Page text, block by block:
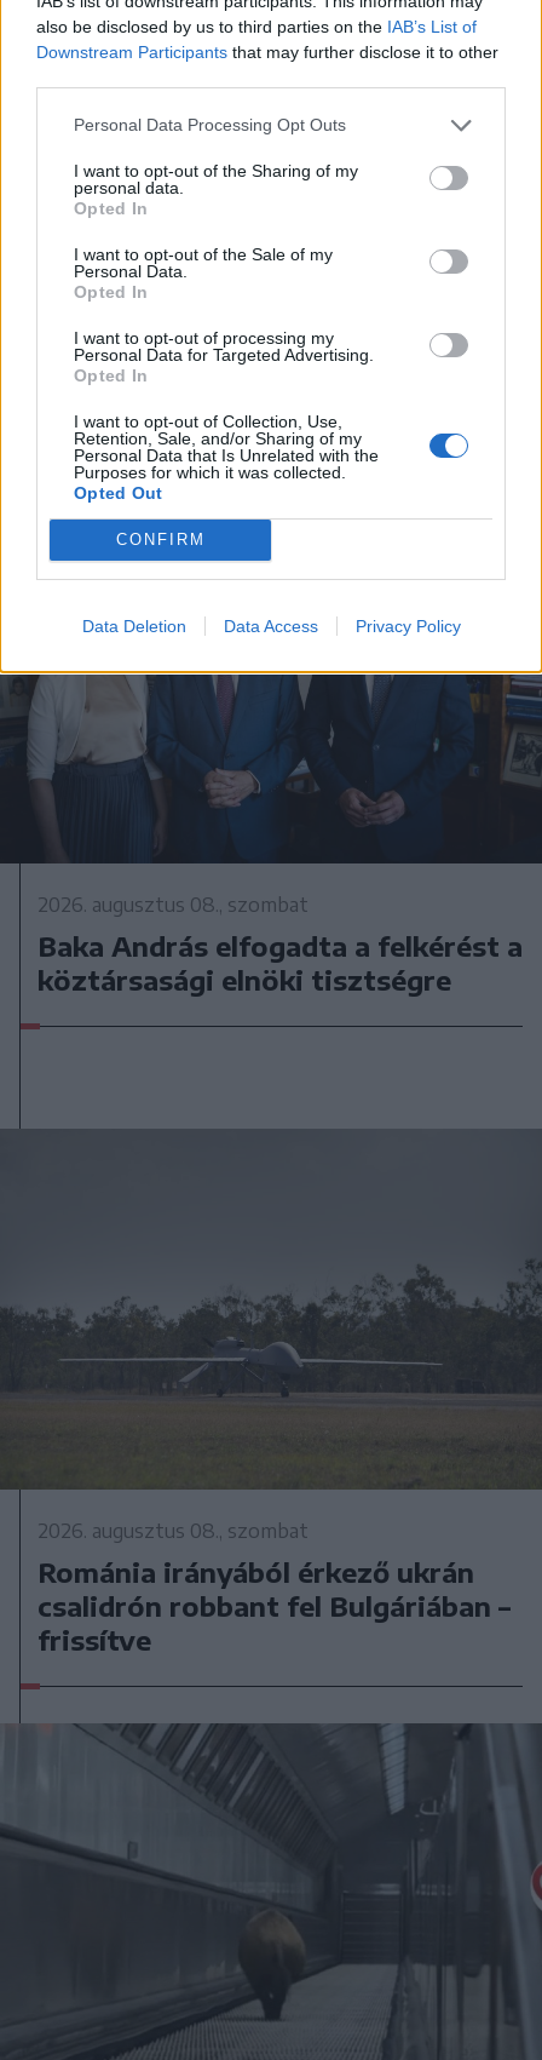
also be disclosed by us to third parties on the IAB’s List of
Downstream Participants that may further disclose it to other
Personal Data Processing Opt Outs
I want to opt-out of the Sharing of my
personal data.
Opted In
I want to opt-out of the Sale of my
Personal Data.
Opted In
I want to opt-out of processing my
Personal Data for Targeted Advertising.
Opted In
I want to opt-out of Collection, Use,
Retention, Sale, and/or Sharing of my
Personal Data that Is Unrelated with the
Purposes for which it was collected.
Opted Out
CONFIRM
Data Deletion Data Access Privacy Policy
Kulcsjátékosok nélkül készül a
Farul az FK Csíkszereda ellen
Sándor Ella: Na, indíts, s
A rovat további cikkei
2026. augusztus 08., szombat
Baka András elfogadta a felkérést a
köztársasági elnöki tisztségre
2026. augusztus 08., szombat
Románia irányából érkező ukrán
csalidrón robbant fel Bulgáriában –
frissítve